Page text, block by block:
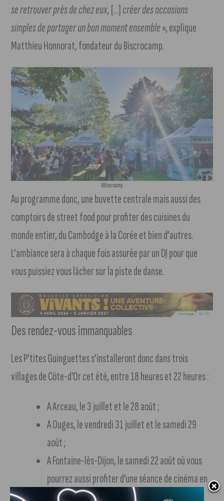
se retrouver près de chez eux,[…]créer des occasions
simples de partager un bon moment ensemble», explique
Matthieu Honnorat, fondateur du Biscrocamp.
©Biscrocamp
Au programme donc, une buvette centrale mais aussi des
comptoirs de street food pour profiter des cuisines du
monde entier, du Cambodge à la Corée et bien d’autres.
L’ambiance sera à chaque fois assurée par un DJ pour que
vous puissiez vous lâcher sur la piste de danse.
Des rendez-vous immanquables
Les P’tites Guinguettes s’installeront donc dans trois
villages de Côte-d’Or cet été, entre 18 heures et 22 heures :
A Arceau, le 3 juillet et le 28 août ;
A Ouges, le vendredi 31 juillet et le samedi 29
août ;
A Fontaine-lès-Dijon, le samedi 22 août où vous
pourrez aussi profiter d’une séance de cinéma en
plein air.